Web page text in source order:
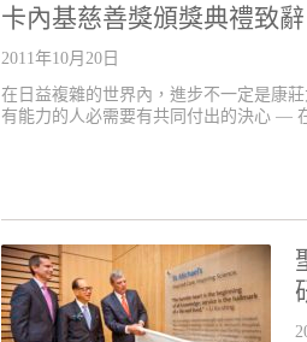
卡內基慈善獎頒獎典禮致辭
2011年10月20日
在日益複雜的世界內，進步不一定是康
有能力的人必需要有共同付出的決心 —